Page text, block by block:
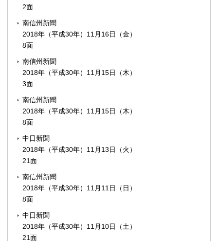
2面
南信州新聞
2018年（平成30年）11月16日（金）
8面
南信州新聞
2018年（平成30年）11月15日（木）
3面
南信州新聞
2018年（平成30年）11月15日（木）
8面
中日新聞
2018年（平成30年）11月13日（火）
21面
南信州新聞
2018年（平成30年）11月11日（日）
8面
中日新聞
2018年（平成30年）11月10日（土）
21面